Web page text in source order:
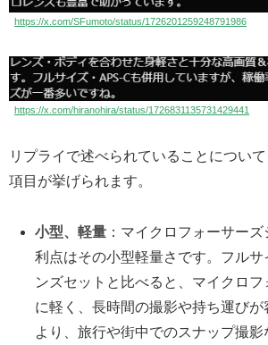
https://x.com/SFumoto/status/1726201259248791986
https://x.com/hiranohira/status/1726831135731429441
リプライで述べられていることについ
項目が挙げられます。
小型、軽量 ：マイクロフォーサー
利点はその小型軽量さです。フルサ
ンズセットと比べると、マイクロ
に軽く、長時間の撮影や持ち運びが
より、旅行や街中でのスナップ撮